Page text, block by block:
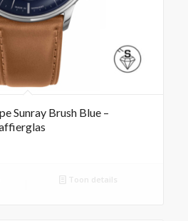
Sunray Brush Blue –
Toon details